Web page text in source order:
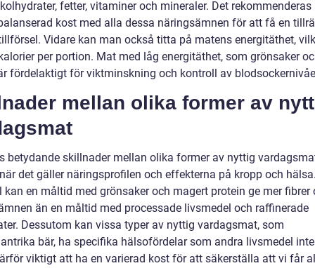
fetter, vitaminer och mineraler. Det
kost med alla dessa näringsämnen för att få en
Vidare kan man också titta på matens energitäthet,
per portion. Mat med låg energitäthet, som grönsaker
fördelaktigt för viktminskning och kontroll av
mellan olika former av
betydande skillnader mellan olika former av nyttig
det gäller näringsprofilen och effekterna på kropp och
kan en måltid med grönsaker och magert protein ge mer fibrer
än en måltid med processade livsmedel och raffinerade
Dessutom kan vissa typer av nyttig vardagsmat, som
bär, ha specifika hälsofördelar som andra livsmedel
viktigt att ha en varierad kost för att säkerställa att vi får